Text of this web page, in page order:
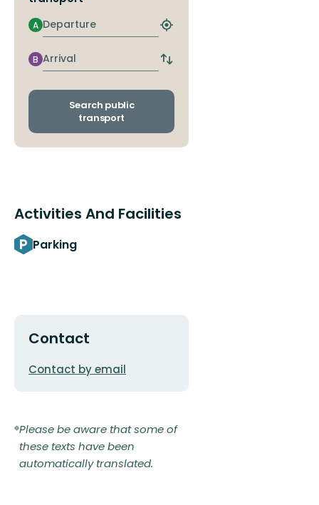
Departure
A
Find
stop
Arrival
B
Switch
and
Search public
transport
Activities And Facilities
Parking
Contact
Email
Contact by email
Please be aware that some of
these texts have been
automatically translated.